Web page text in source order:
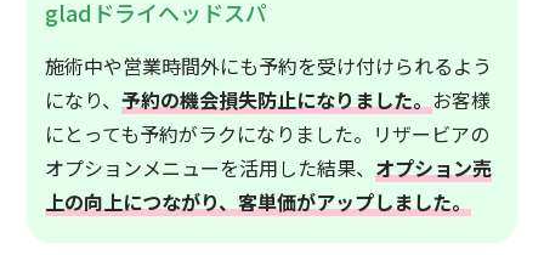
gladドライヘッドスパ
施術中や営業時間外にも予約を受け付けられるよう
になり、予約の機会損失防止になりました。 お客様
にとっても予約がラクになりました。リザービアの
オプションメニューを活用した結果、 オプション売
上の向上につながり、客単価がアップしました。